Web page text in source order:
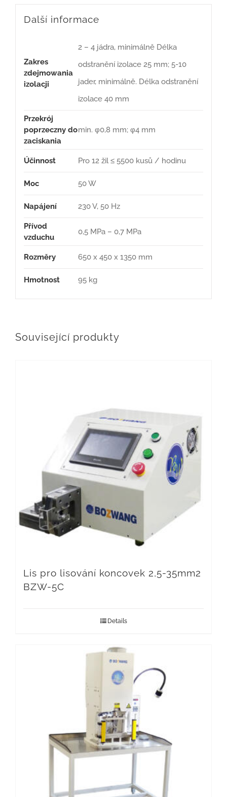
Další informace
Zakres
zdejmowania
izolacji
2 – 4 jádra, minimálně Délka
odstranění izolace 25 mm; 5-10
jader, minimálně. Délka odstranění
izolace 40 mm
Przekrój
poprzeczny do
zaciskania
min. φ0,8 mm; φ4 mm
Účinnost Pro 12 žil ≤ 5500 kusů / hodinu
Moc 50 W
Napájení 230 V, 50 Hz
Přívod
vzduchu
0,5 MPa – 0,7 MPa
Rozměry 650 x 450 x 1350 mm
Hmotnost 95 kg
Související produkty
Lis pro lisování koncovek 2,5-35mm2
BZW-5C
Details